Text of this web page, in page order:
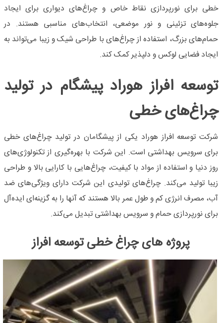
خطی برای نورپردازی نقاط خاص و چراغ‌های دیواری برای ایجاد
جلوه‌های تزئینی و نور موضعی، انتخاب‌های مناسبی هستند. در
حمام‌های بزرگ، استفاده از چراغ‌های با طراحی شیک و زیبا می‌تواند به
ایجاد فضایی لوکس و دلپذیر کمک کند.
توسعه افراز هوراد پیشگام در تولید
چراغ‌های خطی
شرکت توسعه افراز هوراد یکی از پیشگامان در تولید چراغ‌های خطی
برای سرویس بهداشتی است. این شرکت با بهره‌گیری از تکنولوژی‌های
روز دنیا و استفاده از مواد با کیفیت، چراغ‌هایی با کارایی بالا و طراحی
زیبا تولید می‌کند. چراغ‌های تولیدی این شرکت دارای ویژگی‌های ضد
آب، مصرف انرژی کم و طول عمر بالا هستند که آنها را به گزینه‌ای ایده‌آل
برای نورپردازی حمام و سرویس بهداشتی تبدیل می‌کند.
پروژه های چراغ خطی توسعه افراز